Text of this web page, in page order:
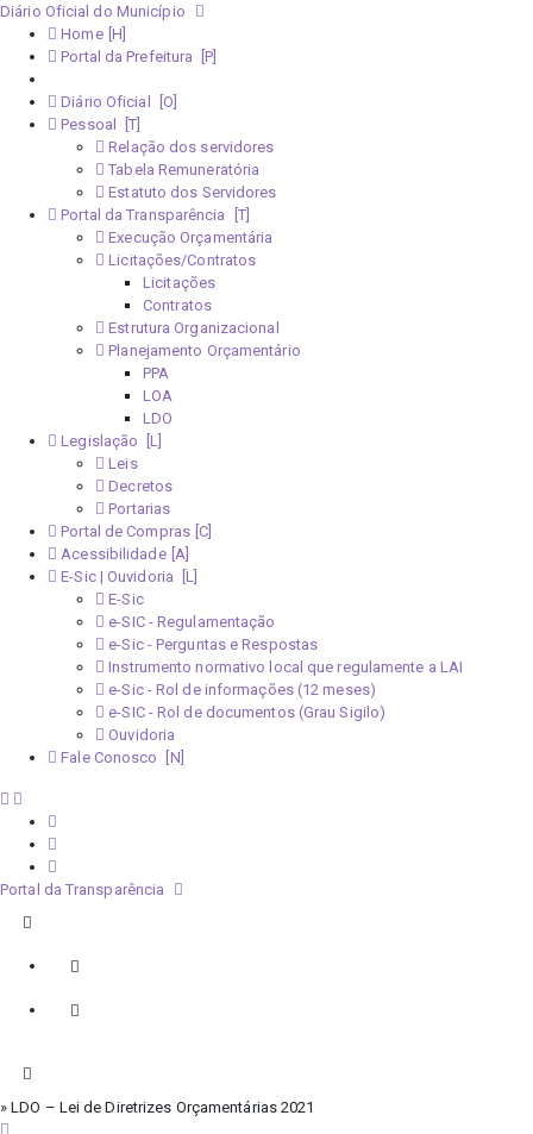
Diário Oficial do Município
Home
Portal da Prefeitura
Diário Oficial
Pessoal
Relação dos servidores
Tabela Remuneratória
Estatuto dos Servidores
Portal da Transparência
Execução Orçamentária
Licitações/Contratos
Licitações
Contratos
Estrutura Organizacional
Planejamento Orçamentário
PPA
LOA
LDO
Legislação
Leis
Decretos
Portarias
Portal de Compras
Acessibilidade
E-Sic | Ouvidoria
E-Sic
e-SIC - Regulamentação
e-Sic - Perguntas e Respostas
Instrumento normativo local que regulamente a LAI
e-Sic - Rol de informações (12 meses)
e-SIC - Rol de documentos (Grau Sigilo)
Ouvidoria
Fale Conosco
Portal da Transparência
» LDO – Lei de Diretrizes Orçamentárias 2021